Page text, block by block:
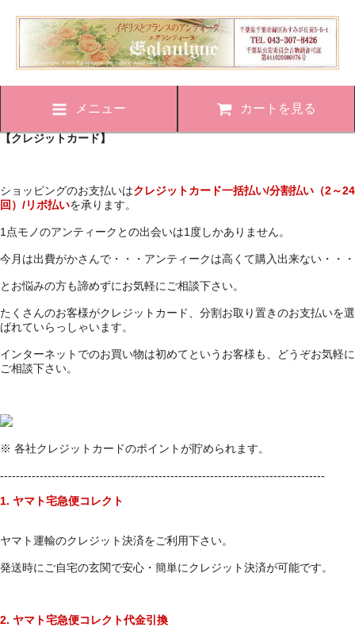
メニュー カートを見る
【クレジットカード】
ショッピングのお支払いはクレジットカード一括払い/分割払い（2～24
回）/リボ払いを承ります。
1点モノのアンティークとの出会いは1度しかありません。
今月は出費がかさんで・・・アンティークは高くて購入出来ない・・・
とお悩みの方も諦めずにお気軽にご相談下さい。
たくさんのお客様がクレジットカード、分割お取り置きのお支払いを選
ばれていらっしゃいます。
インターネットでのお買い物は初めてというお客様も、どうぞお気軽に
ご相談下さい。
※ 各社クレジットカードのポイントが貯められます。
----------------------------------------------------------------------------------
1. ヤマト宅急便コレクト
ヤマト運輸のクレジット決済をご利用下さい。
発送時にご自宅の玄関で安心・簡単にクレジット決済が可能です。
2. ヤマト宅急便コレクト代金引換